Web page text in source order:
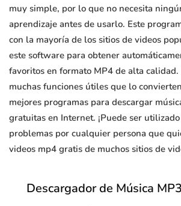
muy simple, por lo que no necesita
aprendizaje antes de usarlo. Este
con la mayoría de los sitios de videos
este software para obtener
favoritos en formato MP4 de alta
muchas funciones útiles que lo
mejores programas para descargar
gratuitas en Internet. ¡Puede ser
problemas por cualquier persona que
videos mp4 gratis de muchos sitios de
Descargador de Música